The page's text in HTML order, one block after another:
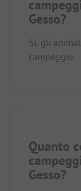
Gesso?
Sì, gli
campeggio.
Quanto
Gesso?